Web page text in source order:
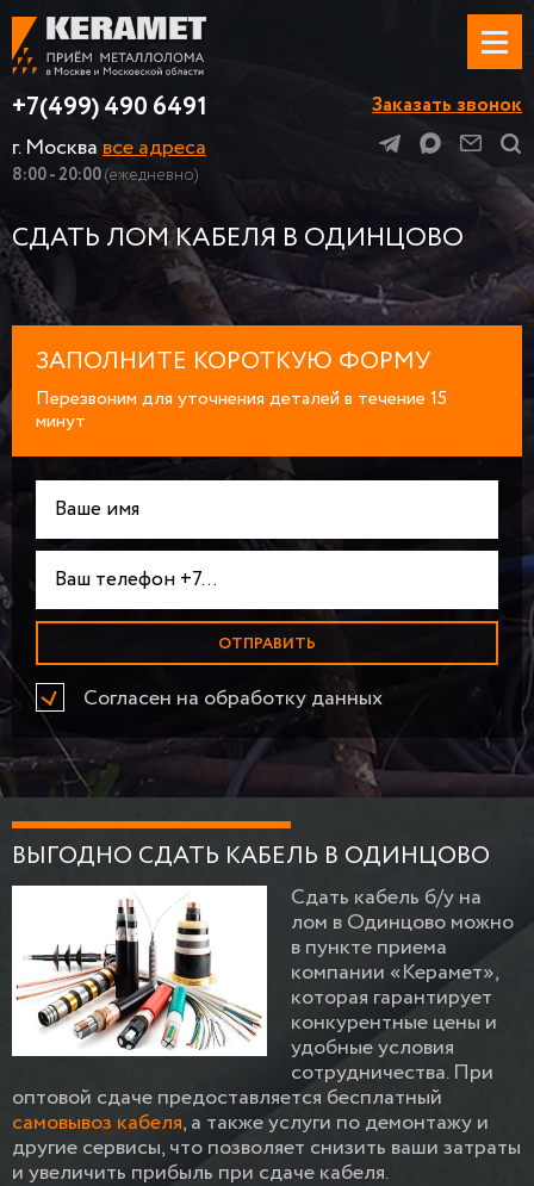
+7(499) 490 6491
г. Москвавсе адреса
8:00 - 20:00(ежедневно)
Заказать звонок
СДАТЬ ЛОМ КАБЕЛЯ В ОДИНЦОВО
ЗАПОЛНИТЕ КОРОТКУЮ ФОРМУ
Перезвоним для уточнения деталей в течение 15
минут
Согласен на обработку данных
ВЫГОДНО СДАТЬ КАБЕЛЬ В ОДИНЦОВО
Сдать кабель б/у на
лом в Одинцово можно
в пункте приема
компании «Керамет»,
которая гарантирует
конкурентные цены и
удобные условия
сотрудничества. При
оптовой сдаче предоставляется бесплатный
самовывоз кабеля, а также услуги по демонтажу и
другие сервисы, что позволяет снизить ваши затраты
и увеличить прибыль при сдаче кабеля.